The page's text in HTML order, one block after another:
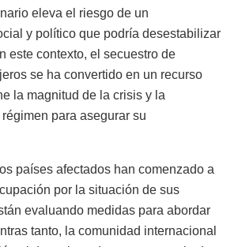
eleva el riesgo de un
y político que podría desestabilizar
este contexto, el secuestro de
se ha convertido en un recurso
la magnitud de la crisis y la
para asegurar su
países afectados han comenzado a
por la situación de sus
evaluando medidas para abordar
tanto, la comunidad internacional